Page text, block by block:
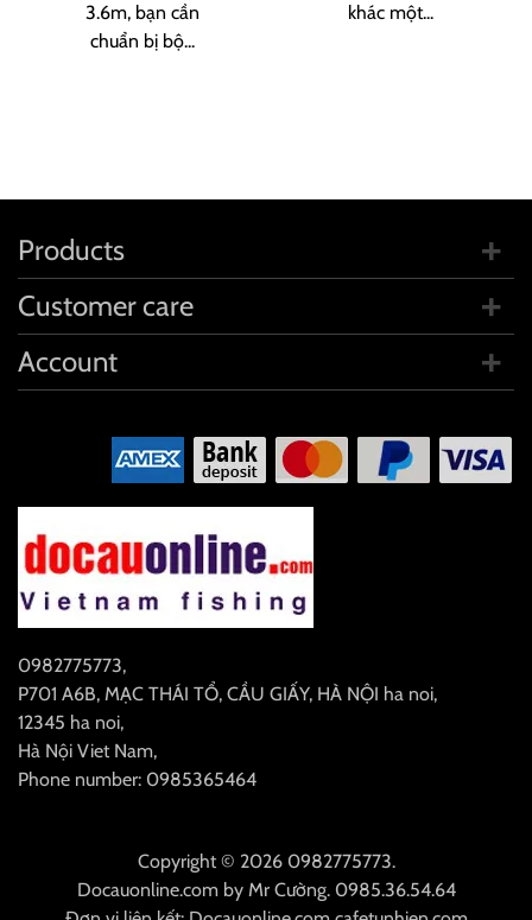
3.6m, bạn cần
chuẩn bị bộ...
khác một...
0982775773,
P701 A6B, MẠC THÁI TỔ, CẦU GIẤY, HÀ NỘI ha noi,
12345 ha noi,
Hà Nội Viet Nam,
Phone number: 0985365464
Products
Customer care
Account
Copyright © 2026 0982775773.
Docauonline.comby Mr Cường. 0985.36.54.64